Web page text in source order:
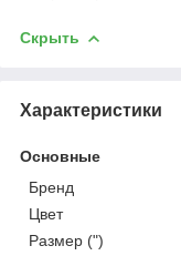
Скрыть
Характеристики
Основные
Бренд
Цвет
Размер (")